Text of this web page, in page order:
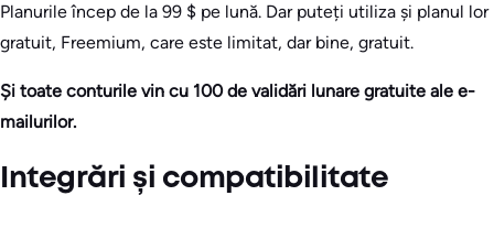
Planurile încep de la 99 $ pe lună. Dar puteți utiliza și planul lor
gratuit, Freemium, care este limitat, dar bine, gratuit.
Și toate conturile vin cu 100 de validări lunare gratuite ale e-
mailurilor.
Integrări și compatibilitate